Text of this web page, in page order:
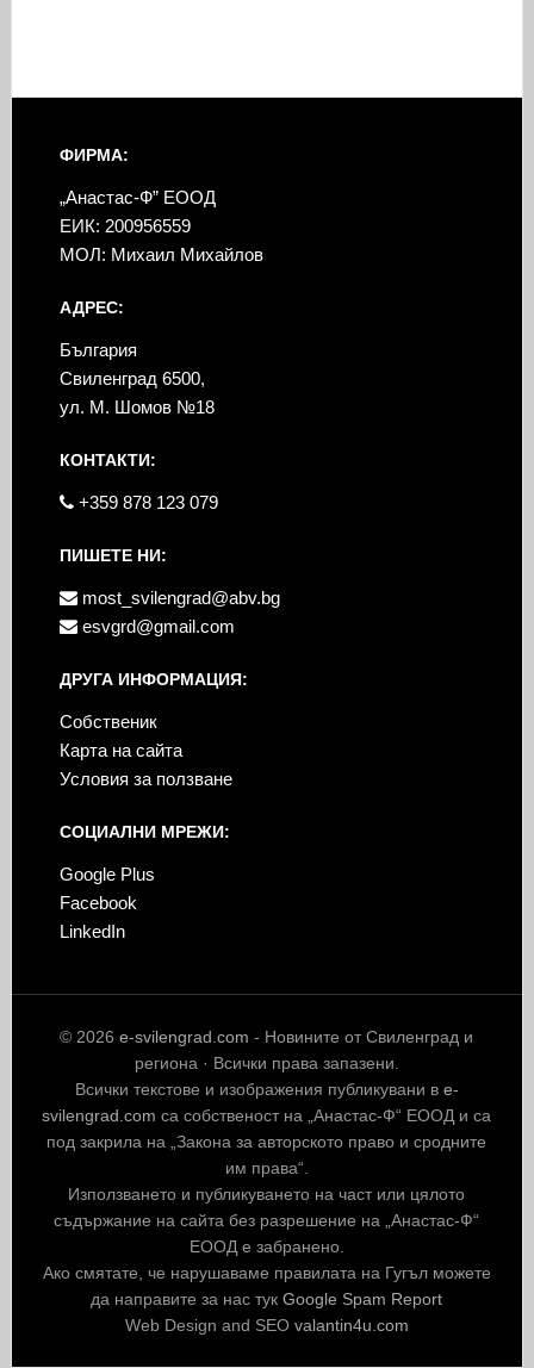
ФИРМА:
„Анастас-Ф” ЕООД
ЕИК: 200956559
МОЛ: Михаил Михайлов
АДРЕС:
България
Свиленград 6500,
ул. М. Шомов №18
КОНТАКТИ:
+359 878 123 079
ПИШЕТЕ НИ:
most_svilengrad@abv.bg
esvgrd@gmail.com
ДРУГА ИНФОРМАЦИЯ:
Собственик
Карта на сайта
Условия за ползване
СОЦИАЛНИ МРЕЖИ:
Google Plus
Facebook
LinkedIn
© 2026e-svilengrad.com - Новините от Свиленград и
региона · Всички права запазени.
Всички текстове и изображения публикувани в e-
svilengrad.com са собственост на „Анастас-Ф“ ЕООД и са
под закрила на „Закона за авторското право и сродните
им права“.
Използването и публикуването на част или цялото
съдържание на сайта без разрешение на „Анастас-Ф“
ЕООД е забранено.
Ако смятате, че нарушаваме правилата на Гугъл можете
да направите за нас тукGoogle Spam Report
Web Design and SEO valantin4u.com